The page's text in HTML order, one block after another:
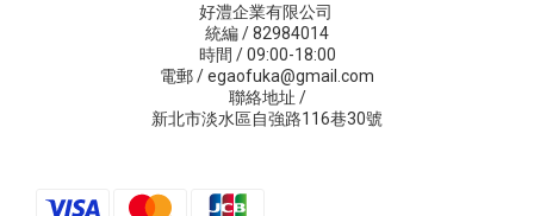
好澧企業有限公司
統編 / 82984014
時間 / 09:00-18:00
電郵 / egaofuka@gmail.com
聯絡地址 /
新北市淡水區自強路116巷30號